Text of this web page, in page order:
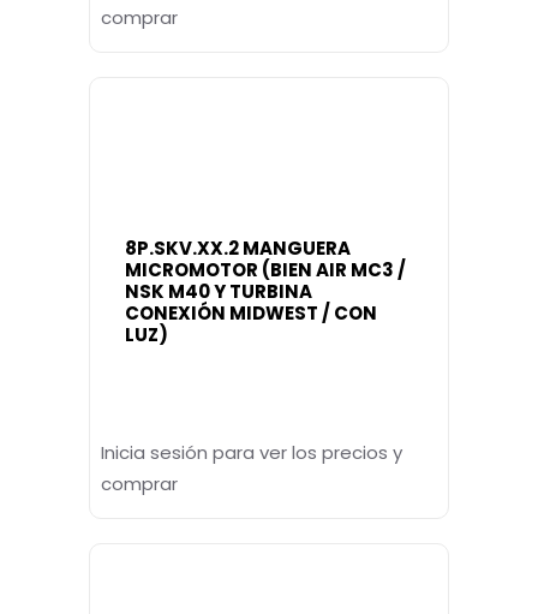
comprar
8P.SKV.XX.2 MANGUERA
MICROMOTOR (BIEN AIR MC3 /
NSK M40 Y TURBINA
CONEXIÓN MIDWEST / CON
LUZ)
Inicia sesión para ver los precios y
comprar